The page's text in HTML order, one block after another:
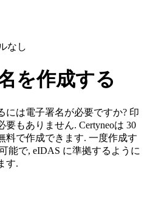
なし
を作成する
には電子署名が必要ですか? 印
もありません. Certyneoは 30
料で作成できます. 一度作成す
能で, eIDAS に準拠するように
す.